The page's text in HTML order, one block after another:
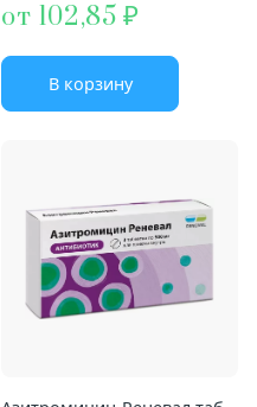
от 102,85
В корзину